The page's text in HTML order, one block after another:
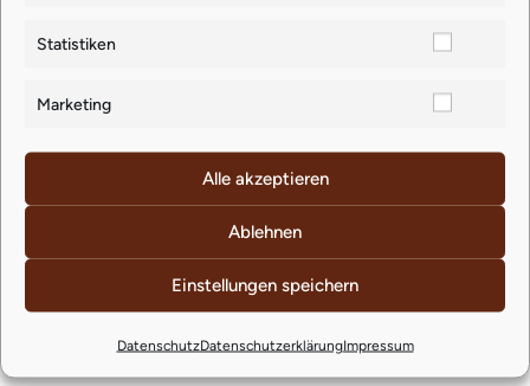
Statistiken
Marketing
Alle akzeptieren
Ablehnen
Einstellungen speichern
DatenschutzDatenschutzerklärungImpressum
Sicherheitsmaßn
ahmen für den
Sommer